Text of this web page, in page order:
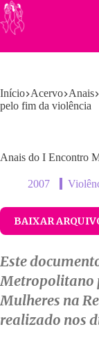
Pular
para
o
Início Acervo Anais
pelo fim da violência
Anais do I Encontro
2007
BAIXAR
Este
Metropolitano
Mulheres na
realizado nos